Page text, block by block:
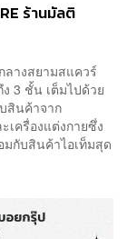
ร้านมัลติ
างสยามสแควร์
3 ชั้น เต็มไปด้วย
สินค้าจาก
เครื่องแต่งกายซึ่ง
กับสินค้าไอเท็มสุด